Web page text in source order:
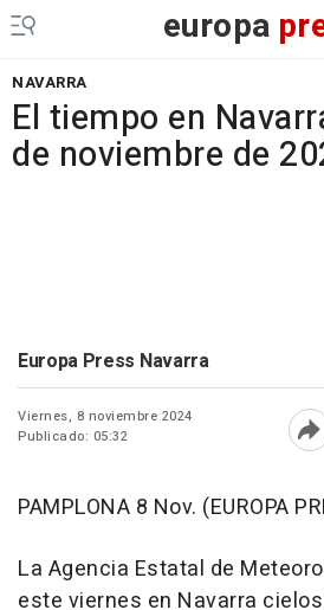
europa
NAVARRA
El tiempo en
de noviembre de
Europa Press Navarra
Viernes, 8 noviembre 2024
Publicado: 05:32
PAMPLONA 8 Nov. (EUROPA
La Agencia Estatal de
este viernes en Navarra